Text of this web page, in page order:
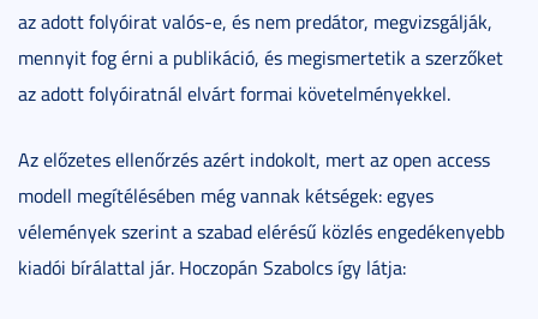
az adott folyóirat valós-e, és nem predátor, megvizsgálják,
mennyit fog érni a publikáció, és megismertetik a szerzőket
az adott folyóiratnál elvárt formai követelményekkel.
Az előzetes ellenőrzés azért indokolt, mert az open access
modell megítélésében még vannak kétségek: egyes
vélemények szerint a szabad elérésű közlés engedékenyebb
kiadói bírálattal jár. Hoczopán Szabolcs így látja: